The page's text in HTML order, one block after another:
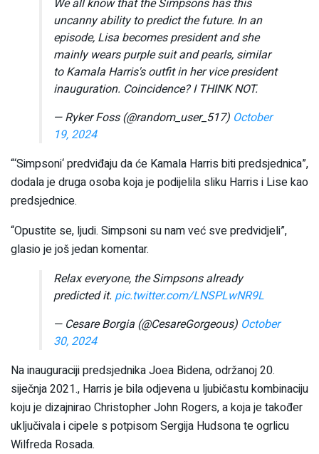
uncanny ability to predict the future. In an
episode, Lisa becomes president and she
mainly wears purple suit and pearls, similar
to Kamala Harris's outfit in her vice president
inauguration. Coincidence? I THINK NOT.
— Ryker Foss (@random_user_517) October
19, 2024
“‘Simpsoni‘ predviđaju da će Kamala Harris biti predsjednica”,
dodala je druga osoba koja je podijelila sliku Harris i Lise kao
predsjednice.
“Opustite se, ljudi. Simpsoni su nam već sve predvidjeli”,
glasio je još jedan komentar.
Relax everyone, the Simpsons already
predicted it. pic.twitter.com/LNSPLwNR9L
— Cesare Borgia (@CesareGorgeous) October
30, 2024
Na inauguraciji predsjednika Joea Bidena, održanoj 20.
siječnja 2021., Harris je bila odjevena u ljubičastu kombinaciju
koju je dizajnirao Christopher John Rogers, a koja je također
uključivala i cipele s potpisom Sergija Hudsona te ogrlicu
Wilfreda Rosada.